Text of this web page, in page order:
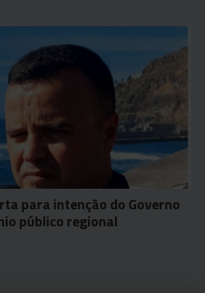
para intenção do Governo
público regional